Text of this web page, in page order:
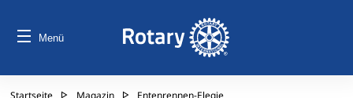
Menü
Startseite Magazin Entenrennen-Elegie